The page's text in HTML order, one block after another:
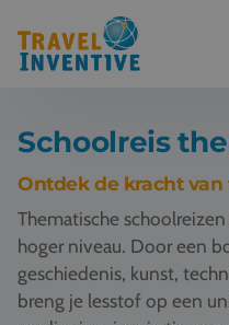
Bestemmingen
Schoolreis thema's
Voor docenten
Over ons
Schoolreis
Ontdek de kracht
Thematische
hoger niveau. Door een
geschiedenis, kunst,
breng je lesstof op een